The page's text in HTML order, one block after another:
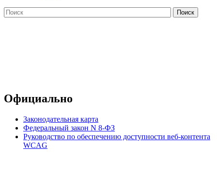
Официально
Законодательная карта
Федеральный закон N 8-ФЗ
Руководство по обеспечению доступности веб-контента
WCAG